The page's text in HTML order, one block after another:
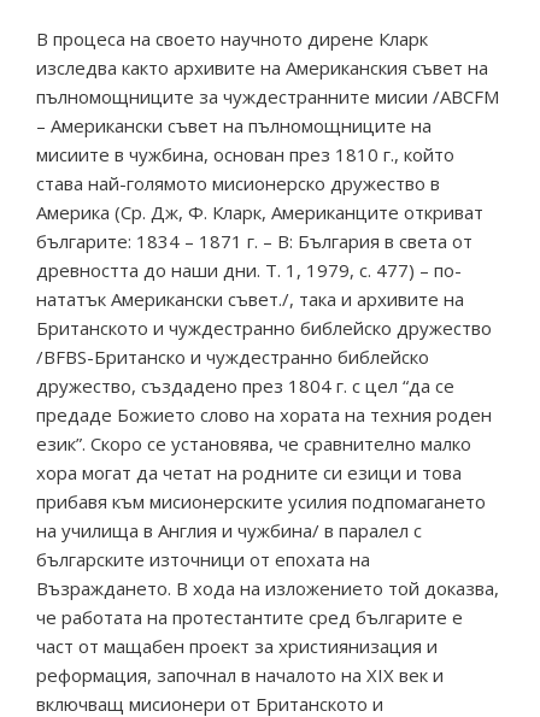
В процеса на своето научното дирене Кларк
изследва както архивите на Американския съвет на
пълномощниците за чуждестранните мисии /ABCFM
– Американски съвет на пълномощниците на
мисиите в чужбина, основан през 1810 г., който
става най-голямото мисионерско дружество в
Америка (Ср. Дж, Ф. Кларк, Американците откриват
българите: 1834 – 1871 г. – В: България в света от
древността до наши дни. Т. 1, 1979, с. 477) – по-
нататък Американски съвет./, така и архивите на
Британското и чуждестранно библейско дружество
/BFBS-Британско и чуждестранно библейско
дружество, създадено през 1804 г. с цел “да се
предаде Божието слово на хората на техния роден
език”. Скоро се установява, че сравнително малко
хора могат да четат на родните си езици и това
прибавя към мисионерските усилия подпомагането
на училища в Англия и чужбина/ в паралел с
българските източници от епохата на
Възраждането. В хода на изложението той доказва,
че работата на протестантите сред българите е
част от мащабен проект за християнизация и
реформация, започнал в началото на ХIХ век и
включващ мисионери от Британското и